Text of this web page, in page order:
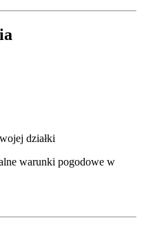
działki
warunki pogodowe w